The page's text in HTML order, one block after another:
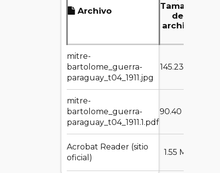
Archivo
Tamaño
del
archivo
mitre-
bartolome_guerra-
paraguay_t04_1911.jpg
145.23 KB
mitre-
bartolome_guerra-
paraguay_t04_1911.1.pdf
90.40 MB
Acrobat Reader (sitio
oficial)
1.55 MB